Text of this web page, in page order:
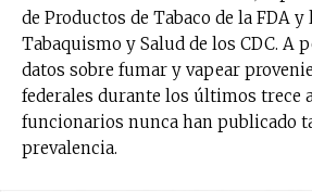
de Productos de Tabaco de la FDA y
Tabaquismo y Salud de los CDC. A
datos sobre fumar y vapear
federales durante los últimos trece
funcionarios nunca han publicado
prevalencia.